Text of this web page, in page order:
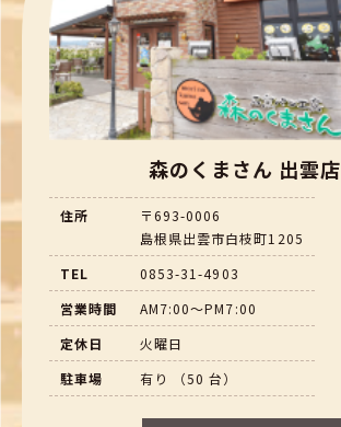
森のくまさん 出雲店
住所
〒693-0006
島根県出雲市白枝町1205
TEL
0853-31-4903
営業時間
AM7:00～PM7:00
定休日
火曜日
駐車場
有り （50 台）